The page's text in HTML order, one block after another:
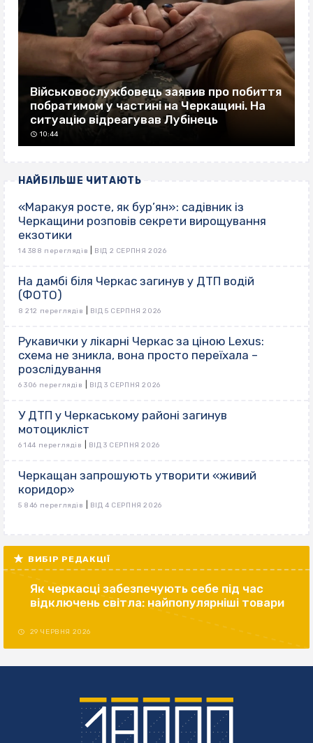
Військовослужбовець заявив про побиття
побратимом у частині на Черкащині. На
ситуацію відреагував Лубінець
10:44
НАЙБІЛЬШЕ ЧИТАЮТЬ
«Маракуя росте, як бур’ян»: садівник із
Черкащини розповів секрети вирощування
екзотики
14 388 переглядів ВІД 2 СЕРПНЯ 2026
На дамбі біля Черкас загинув у ДТП водій
(ФОТО)
8 212 переглядів ВІД 5 СЕРПНЯ 2026
Рукавички у лікарні Черкас за ціною Lexus:
схема не зникла, вона просто переїхала –
розслідування
6 306 переглядів ВІД 3 СЕРПНЯ 2026
У ДТП у Черкаському районі загинув
мотоцикліст
6 144 переглядів ВІД 3 СЕРПНЯ 2026
Черкащан запрошують утворити «живий
коридор»
5 846 переглядів ВІД 4 СЕРПНЯ 2026
ВИБІР РЕДАКЦІЇ
Як черкасці забезпечують себе під час
відключень світла: найпопулярніші товари
29 ЧЕРВНЯ 2026